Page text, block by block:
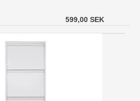
599,00 SEK